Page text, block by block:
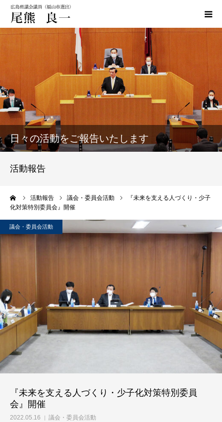
日々の活動をご報告いたします
活動報告
活動報告 議会・委員会活動
『未来を支える人づくり・少子
化対策特別委員会』開催
議会・委員会活動
『未来を支える人づくり・少子化対策特別委員
会』開催
2022.05.16 議会・委員会活動
活動実績
活動報告